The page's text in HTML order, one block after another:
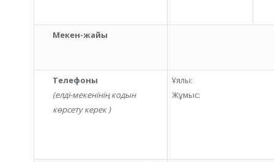
Мекен-жайы
Телефоны
(елді-мекенінің кодын
көрсету керек )
Ұялы:
Жұмыс: